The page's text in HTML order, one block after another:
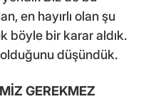
en hayırlı olan şu
böyle bir karar aldık.
düşündük.
GEREKMEZ